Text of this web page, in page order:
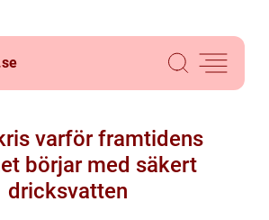
se
varför framtidens
börjar med säkert
dricksvatten